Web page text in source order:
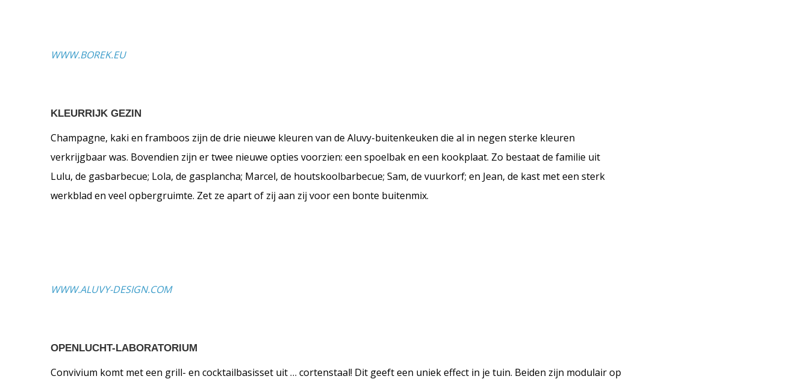
WWW.BOREK.EU
KLEURRIJK GEZIN
Champagne, kaki en framboos zijn de drie nieuwe kleuren van de Aluvy-buitenkeuken die al in negen sterke kleuren
verkrijgbaar was. Bovendien zijn er twee nieuwe opties voorzien: een spoelbak en een kookplaat. Zo bestaat de familie uit
Lulu, de gasbarbecue; Lola, de gasplancha; Marcel, de houtskoolbarbecue; Sam, de vuurkorf; en Jean, de kast met een sterk
werkblad en veel opbergruimte. Zet ze apart of zij aan zij voor een bonte buitenmix.
WWW.ALUVY-DESIGN.COM
OPENLUCHT-LABORATORIUM
Convivium komt met een grill- en cocktailbasisset uit … cortenstaal! Dit geeft een uniek effect in je tuin. Beiden zijn modulair op